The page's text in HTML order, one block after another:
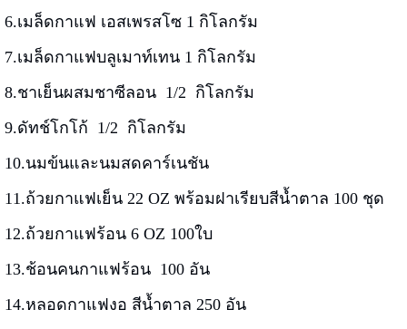
6.เมล็ดกาแฟ เอสเพรสโซ 1 กิโลกรัม
7.เมล็ดกาแฟบลูเมาท์เทน 1 กิโลกรัม
8.ชาเย็นผสมชาซีลอน 1/2 กิโลกรัม
9.ดัทช์โกโก้ 1/2 กิโลกรัม
10.นมข้นและนมสดคาร์เนชัน
11.ถ้วยกาแฟเย็น 22 OZ พร้อมฝาเรียบสีน้ำตาล 100 ชุด
12.ถ้วยกาแฟร้อน 6 OZ 100ใบ
13.ช้อนคนกาแฟร้อน 100 อัน
14.หลอดกาแฟงอ สีน้ำตาล 250 อัน